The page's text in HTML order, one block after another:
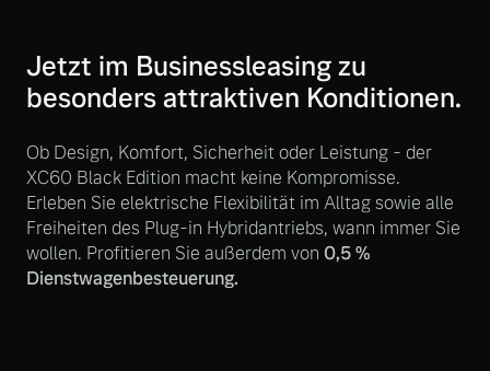
Angebot anfragen
Fahrzeug konfigurieren
Sofort verfügbare Fahrzeuge
Aktuelle Serviceangebote
Service by Volvo
Sie erhalten bei uns eine
Vielzahl von Original
Volvo Winter- und
Sommer Kompletträder.
Jetzt im Businessleasing zu
besonders attraktiven Konditionen.
Ob Design, Komfort, Sicherheit oder Leistung - der
XC60 Black Edition macht keine Kompromisse.
Erleben Sie elektrische Flexibilität im Alltag sowie alle
Freiheiten des Plug-in Hybridantriebs, wann immer Sie
wollen. Profitieren Sie außerdem von 0,5 %
Dienstwagenbesteuerung.